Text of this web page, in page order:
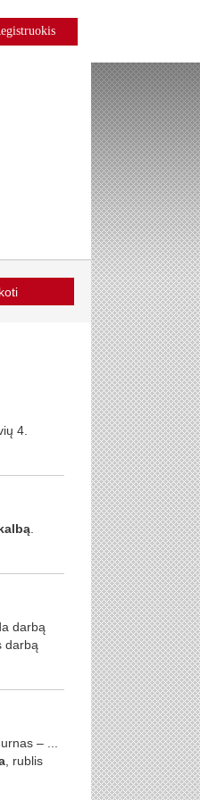
4.
.
darbą
darbą
– ...
, rublis